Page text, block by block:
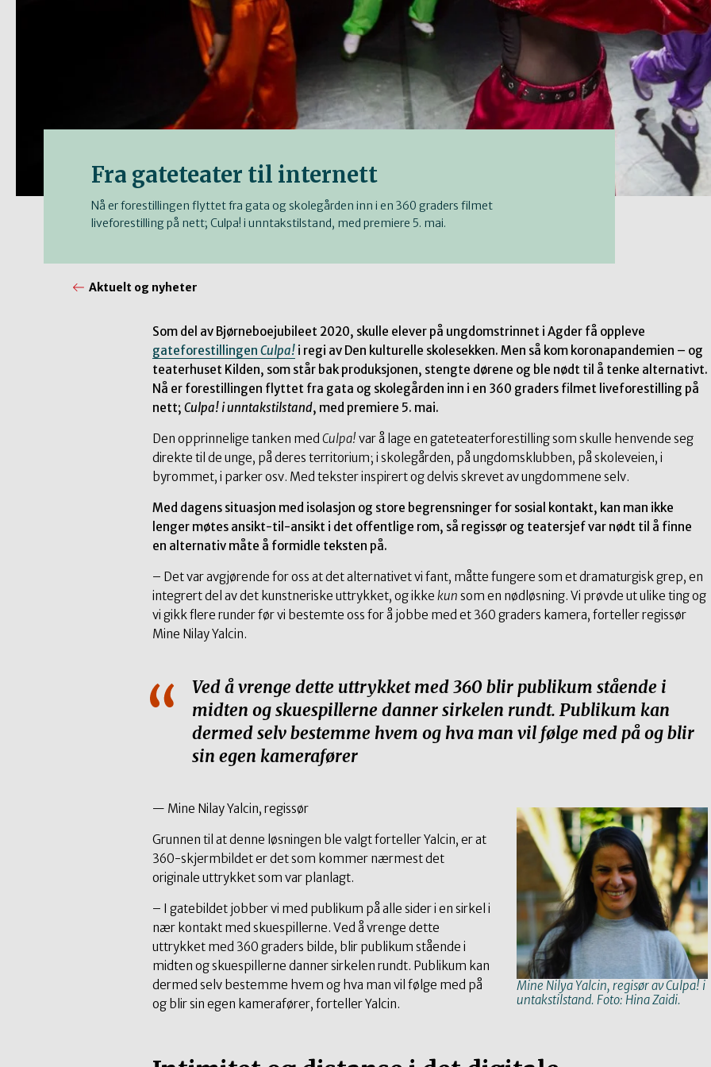
Fra gateteater til internett
Nå er forestillingen flyttet fra gata og skolegården inn i en 360 graders filmet
liveforestilling på nett; Culpa! i unntakstilstand, med premiere 5. mai.
Aktuelt og nyheter
Som del av Bjørneboejubileet 2020, skulle elever på ungdomstrinnet i Agder få oppleve
gateforestillingen Culpa! i regi av Den kulturelle skolesekken. Men så kom koronapandemien – og
teaterhuset Kilden, som står bak produksjonen, stengte dørene og ble nødt til å tenke alternativt.
Nå er forestillingen flyttet fra gata og skolegården inn i en 360 graders filmet liveforestilling på
nett; Culpa! i unntakstilstand, med premiere 5. mai.
Den opprinnelige tanken med Culpa! var å lage en gateteaterforestilling som skulle henvende seg
direkte til de unge, på deres territorium; i skolegården, på ungdomsklubben, på skoleveien, i
byrommet, i parker osv. Med tekster inspirert og delvis skrevet av ungdommene selv.
Med dagens situasjon med isolasjon og store begrensninger for sosial kontakt, kan man ikke
lenger møtes ansikt-til-ansikt i det offentlige rom, så regissør og teatersjef var nødt til å finne
en alternativ måte å formidle teksten på.
– Det var avgjørende for oss at det alternativet vi fant, måtte fungere som et dramaturgisk grep, en
integrert del av det kunstneriske uttrykket, og ikke kun som en nødløsning. Vi prøvde ut ulike ting og
vi gikk flere runder før vi bestemte oss for å jobbe med et 360 graders kamera, forteller regissør
Mine Nilay Yalcin.
Ved å vrenge dette uttrykket med 360 blir publikum stående i
midten og skuespillerne danner sirkelen rundt. Publikum kan
dermed selv bestemme hvem og hva man vil følge med på og blir
sin egen kamerafører
Mine Nilya Yalcin, regisør av Culpa! i
untakstilstand. Foto: Hina Zaidi.
— Mine Nilay Yalcin, regissør
Grunnen til at denne løsningen ble valgt forteller Yalcin, er at
360-skjermbildet er det som kommer nærmest det
originale uttrykket som var planlagt.
– I gatebildet jobber vi med publikum på alle sider i en sirkel i
nær kontakt med skuespillerne. Ved å vrenge dette
uttrykket med 360 graders bilde, blir publikum stående i
midten og skuespillerne danner sirkelen rundt. Publikum kan
dermed selv bestemme hvem og hva man vil følge med på
og blir sin egen kamerafører, forteller Yalcin.